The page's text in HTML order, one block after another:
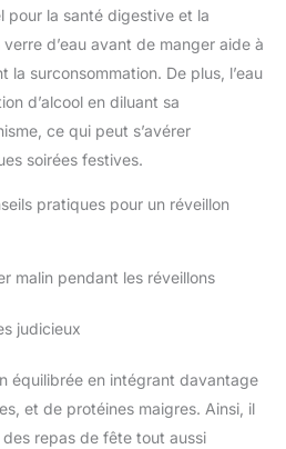
pour la santé digestive et la
d’eau avant de manger aide à
la surconsommation. De plus, l’eau
d’alcool en diluant sa
ce qui peut s’avérer
soirées festives.
pratiques pour un réveillon
malin pendant les réveillons
judicieux
équilibrée en intégrant davantage
et de protéines maigres. Ainsi, il
repas de fête tout aussi